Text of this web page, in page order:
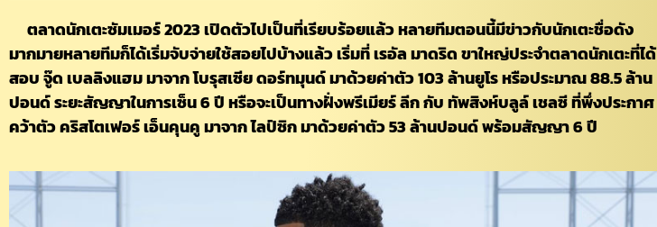
ตลาดนักเตะซัมเมอร์ 2023 เปิดตัวไปเป็นที่เรียบร้อยแล้ว หลายทีมตอนนี้มีข่าวกับนักเตะชื่อดัง
มากมายหลายทีมก็ได้เริ่มจับจ่ายใช้สอยไปบ้างแล้ว เริ่มที่ เรอัล มาดริด ขาใหญ่ประจำตลาดนักเตะที่ได้
สอบ จู๊ด เบลลิงแฮม มาจาก โบรุสเซีย ดอร์ทมุนด์ มาด้วยค่าตัว 103 ล้านยูโร หรือประมาณ 88.5 ล้าน
ปอนด์ ระยะสัญญาในการเซ็น 6 ปี หรือจะเป็นทางฝั่งพรีเมียร์ ลีก กับ ทัพสิงห์บลูล์ เชลซี ที่พึ่งประกาศ
คว้าตัว คริสโตเฟอร์ เอ็นคุนคู มาจาก ไลป์ซิก มาด้วยค่าตัว 53 ล้านปอนด์ พร้อมสัญญา 6 ปี